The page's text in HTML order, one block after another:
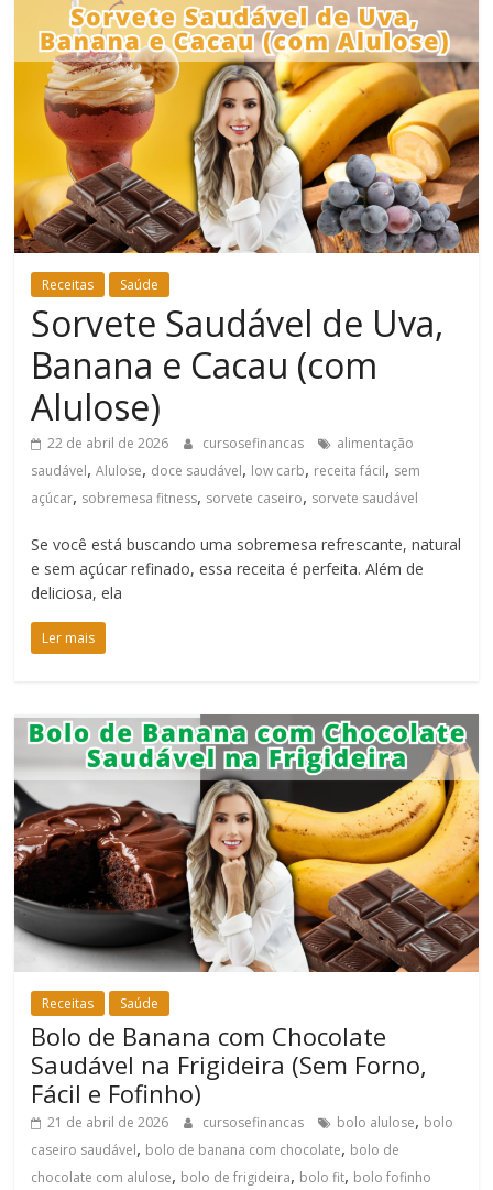
Estar
Receitas Saúde
Sorvete Saudável de Uva,
Banana e Cacau (com
Alulose)
22 de abril de 2026 cursosefinancas
alimentação
saudável,Alulose, doce saudável, low carb, receita fácil, sem
açúcar, sobremesa fitness, sorvete caseiro, sorvete saudável
Se você está buscando uma sobremesa refrescante, natural
e sem açúcar refinado, essa receita é perfeita. Além de
deliciosa, ela
Ler mais
Receitas Saúde
Bolo de Banana com Chocolate
Saudável na Frigideira (Sem Forno,
Fácil e Fofinho)
21 de abril de 2026 cursosefinancas bolo alulose, bolo
caseiro saudável, bolo de banana com chocolate, bolo de
chocolate com alulose, bolo de frigideira, bolo fit, bolo fofinho